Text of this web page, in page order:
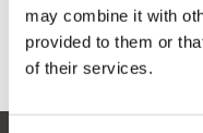
may combine it with
provided to them or
of their services.
Informatie